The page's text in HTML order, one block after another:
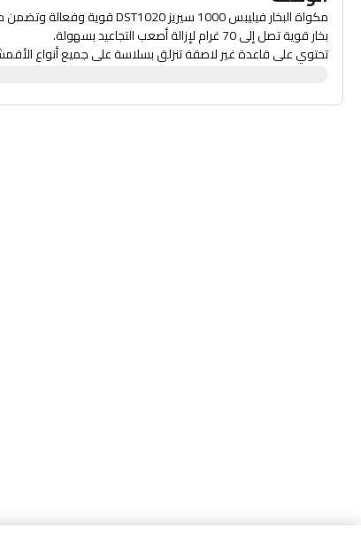
بخار قوية تصل إلى 70 غرام لإزالة أصعب التجاعيد بسهولة.
تحتوي على قاعدة غير لاصقة تنزلق بسلاسة على جميع أنواع